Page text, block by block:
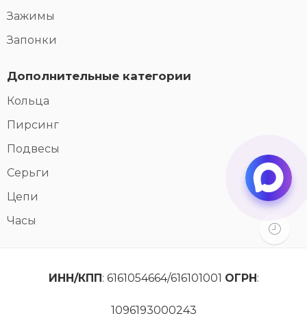
Зажимы
Запонки
Дополнительные категории
Кольца
Пирсинг
Подвесы
Серьги
Цепи
Часы
ИНН/КПП: 6161054664/616101001 ОГРН:
1096193000243